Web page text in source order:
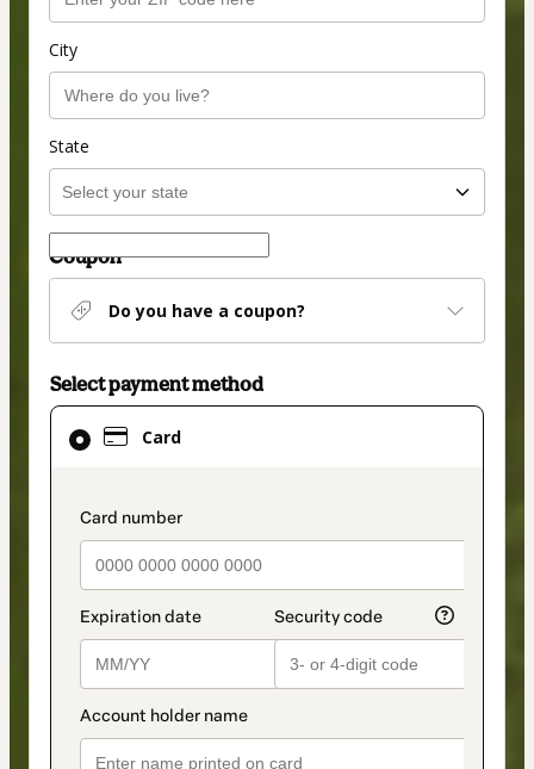
City
State
Coupon
Do you have a coupon?
Select payment method
Card
payment_data.section_title_v2
Card
selected
method